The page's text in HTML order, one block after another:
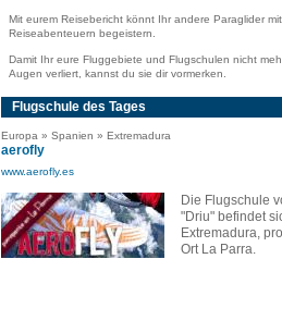
Mit eurem Reisebericht könnt Ihr andere Paraglider
Reiseabenteuern begeistern.
Damit Ihr eure Fluggebiete und Flugschulen nicht
Augen verliert, kannst du sie dir vormerken.
Flugschule des Tages
Europa » Spanien » Extremadura
aerofly
www.aerofly.es
Die Flugschule
"Driu" befindet
Extremadura,
Ort La Parra.